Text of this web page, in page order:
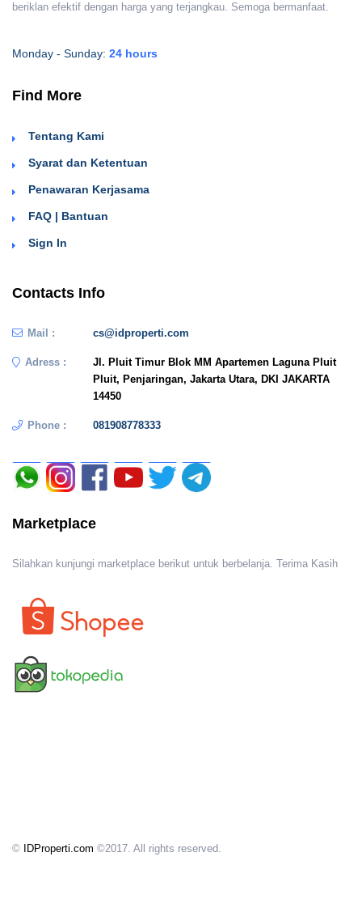
beriklan efektif dengan harga yang terjangkau. Semoga bermanfaat.
Monday - Sunday: 24 hours
Find More
Tentang Kami
Syarat dan Ketentuan
Penawaran Kerjasama
FAQ | Bantuan
Sign In
Contacts Info
Mail : cs@idproperti.com
Adress :
Jl. Pluit Timur Blok MM Apartemen Laguna Pluit
Pluit, Penjaringan, Jakarta Utara, DKI JAKARTA
14450
Phone : 081908778333
Marketplace
Silahkan kunjungi marketplace berikut untuk berbelanja. Terima Kasih
© IDProperti.com ©2017. All rights reserved.